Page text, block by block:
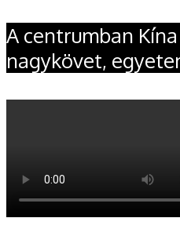
A centrumban
nagykövet,